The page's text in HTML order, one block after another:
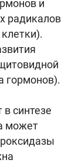
и
радикалов
гормонов).
синтезе
может